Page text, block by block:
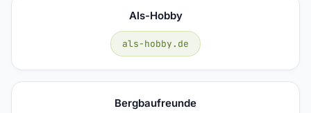
Als-Hobby
als-hobby.de
Bergbaufreunde